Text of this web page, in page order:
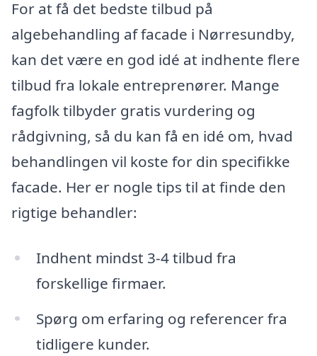
For at få det bedste tilbud på
algebehandling af facade i Nørresundby,
kan det være en god idé at indhente flere
tilbud fra lokale entreprenører. Mange
fagfolk tilbyder gratis vurdering og
rådgivning, så du kan få en idé om, hvad
behandlingen vil koste for din specifikke
facade. Her er nogle tips til at finde den
rigtige behandler:
Indhent mindst 3-4 tilbud fra
forskellige firmaer.
Spørg om erfaring og referencer fra
tidligere kunder.